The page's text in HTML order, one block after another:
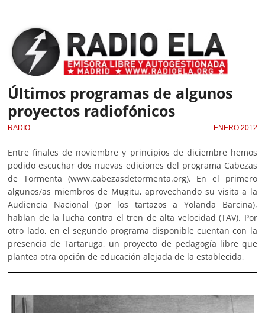
Últimos programas de algunos
proyectos radiofónicos
RADIO ENERO 2012
Entre finales de noviembre y principios de diciembre hemos
podido escuchar dos nuevas ediciones del programa Cabezas
de Tormenta (www.cabezasdetormenta.org). En el primero
algunos/as miembros de Mugitu, aprovechando su visita a la
Audiencia Nacional (por los tartazos a Yolanda Barcina),
hablan de la lucha contra el tren de alta velocidad (TAV). Por
otro lado, en el segundo programa disponible cuentan con la
presencia de Tartaruga, un proyecto de pedagogía libre que
plantea otra opción de educación alejada de la establecida,